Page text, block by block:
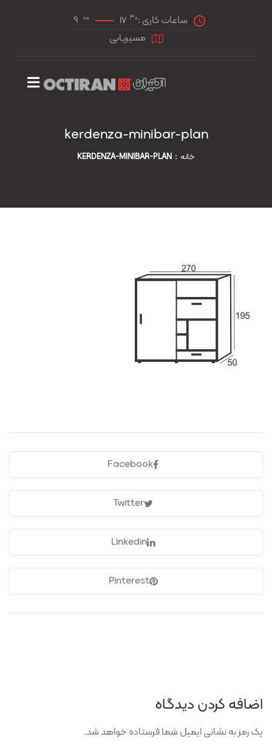
ساعات کاری : 17 30
9 00
مسیریابی
kerdenza-minibar-plan
خانه KERDENZA-MINIBAR-PLAN
Facebook
Twitter
Linkedin
Pinterest
اضافه کردن دیدگاه
یک رمز به نشانی ایمیل شما فرستاده خواهد شد.